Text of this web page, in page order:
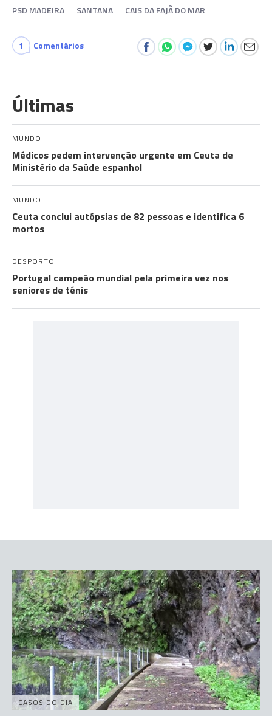
PSD MADEIRA SANTANA CAIS DA FAJÃ DO MAR
1 Comentários
Últimas
MUNDO
Médicos pedem intervenção urgente em Ceuta de
Ministério da Saúde espanhol
MUNDO
Ceuta conclui autópsias de 82 pessoas e identifica 6
mortos
DESPORTO
Portugal campeão mundial pela primeira vez nos
seniores de ténis
CASOS DO DIA